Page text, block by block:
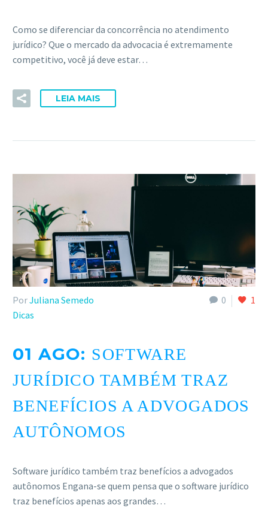
Como se diferenciar da concorrência no atendimento
jurídico? Que o mercado da advocacia é extremamente
competitivo, você já deve estar…
LEIA MAIS
0 1
PorJuliana Semedo
Dicas
01 AGO: SOFTWARE
JURÍDICO TAMBÉM TRAZ
BENEFÍCIOS A ADVOGADOS
AUTÔNOMOS
Software jurídico também traz benefícios a advogados
autônomos Engana-se quem pensa que o software jurídico
traz benefícios apenas aos grandes…